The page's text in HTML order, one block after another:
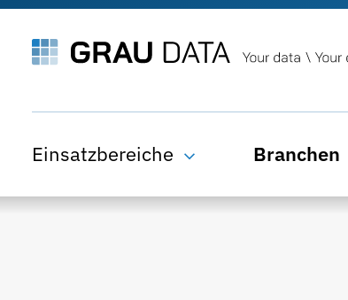
Einsatzbereiche Branchen